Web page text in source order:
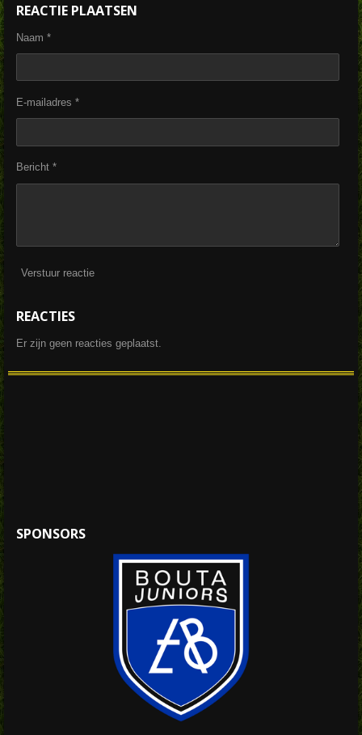
e
n
l
r
e
e
n
REACTIE PLAATSEN
Naam *
E-mailadres *
Bericht *
Verstuur reactie
REACTIES
Er zijn geen reacties geplaatst.
SPONSORS